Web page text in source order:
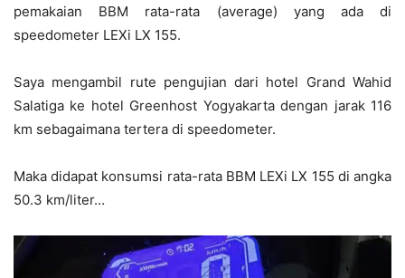
pemakaian BBM rata-rata (average) yang ada di
speedometer LEXi LX 155.
Saya mengambil rute pengujian dari hotel Grand Wahid
Salatiga ke hotel Greenhost Yogyakarta dengan jarak 116
km sebagaimana tertera di speedometer.
Maka didapat konsumsi rata-rata BBM LEXi LX 155 di angka
50.3 km/liter…